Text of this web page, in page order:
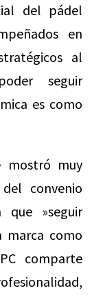
del pádel
en
al
seguir
es como
mostró muy
convenio
que »seguir
marca como
comparte